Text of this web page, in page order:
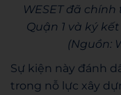
WESET đã
Quận 1 và ký
(Nguồn:
Sự kiện này đánh
trong nỗ lực xây